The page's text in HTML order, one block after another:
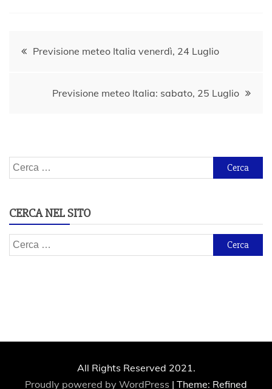
Navigazione
Previsione meteo Italia venerdì, 24 Luglio
Previsione meteo Italia: sabato, 25 Luglio
Ricerca
per:
CERCA NEL SITO
Ricerca
per:
All Rights Reserved 2021.
Proudly powered by WordPress | Theme: Refined